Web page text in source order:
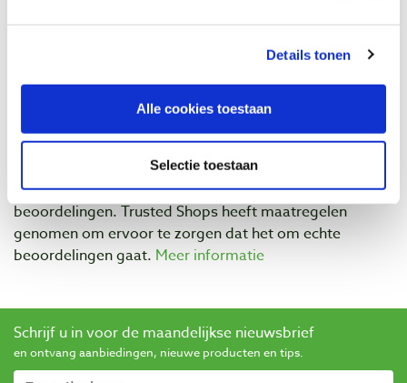
Details tonen
Alle cookies toestaan
Selectie toestaan
Baptist maakt gebruik van Trusted Shops als een
onafhankelijke dienstverlener voor het verkrijgen van
beoordelingen. Trusted Shops heeft maatregelen
genomen om ervoor te zorgen dat het om echte
beoordelingen gaat. Meer informatie
Schrijf u in voor de maandelijkse nieuwsbrief
en ontvang aanbiedingen, nieuwe producten en tips.